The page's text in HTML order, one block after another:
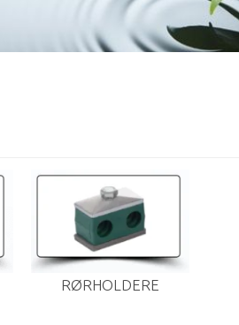
RØRHOLDERE